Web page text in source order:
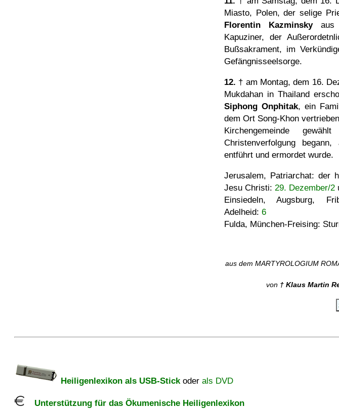
Miasto, Polen, der selige
Florentin Kazminskyaus
Kapuziner, der
Bußsakrament, im
Gefängnisseelsorge.
12. † am Montag, dem 16.
Mukdahan in Thailand
Siphong Onphitak, ein
dem Ort Song-Khon
Kirchengemeinde
Christenverfolgung
entführt und ermordet wurde.
Jerusalem, Patriarchat: der
Jesu Christi: 29. Dezember/2
Einsiedeln, Augsburg,
Adelheid: 6
Fulda, München-Freising:
aus dem MARTYROLOGIUM
von † Klaus Martin
Heiligenlexikon als USB-Stickoder als DVD
Unterstützung für das Ökumenische Heiligenlexikon